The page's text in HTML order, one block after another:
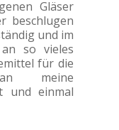
Gläser
beschlugen
und im
so vieles
für die
meine
und einmal